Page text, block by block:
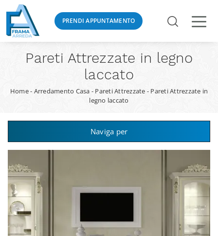
PRENDI APPUNTAMENTO
Pareti Attrezzate in legno
laccato
Home- Arredamento Casa - Pareti Attrezzate - Pareti Attrezzate in
legno laccato
Naviga per